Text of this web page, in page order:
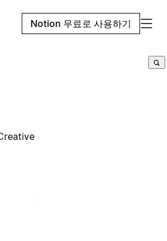
Notion 무료로 사용하기